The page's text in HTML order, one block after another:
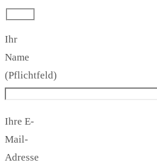
Ihr
Name
(Pflichtfeld)
Ihre E-
Mail-
Adresse